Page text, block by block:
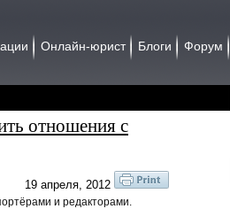
Онлайн-юрист Блоги Форум
отношения с
19 апреля, 2012
и редакторами.